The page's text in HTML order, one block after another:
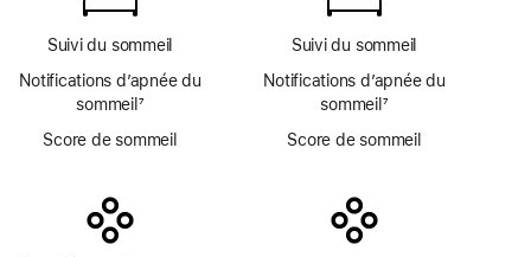
pageSuivi du sommeil
Notifications d’apnée du
sommeil 7
Score de sommeil
Suivi du sommeil
Notifications d’apnée du
sommeil 7
Score de sommeil